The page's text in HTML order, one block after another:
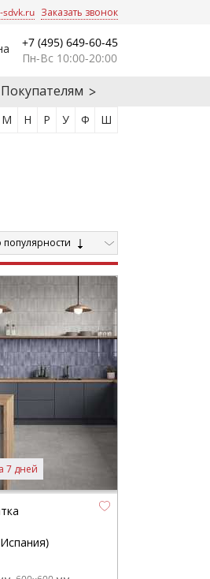
sdvk.ru Заказать звонок
+7 (495) 649-60-45
Пн-Вс 10:00-20:00
Покупателям
М Н Р У Ф Ш
популярности
7 дней